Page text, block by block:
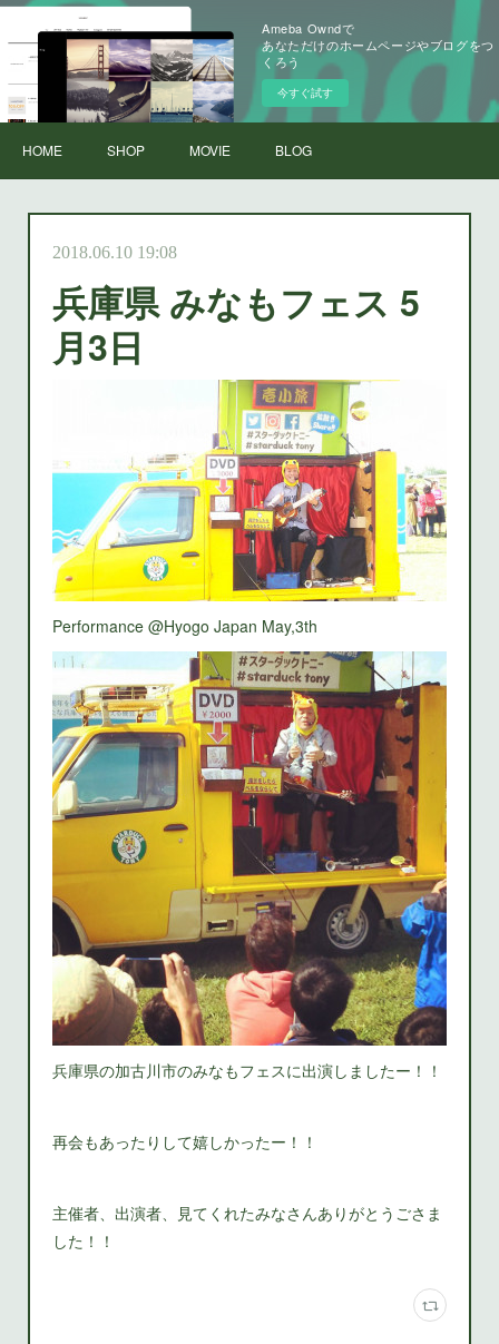
Ameba Owndで
あなただけのホームページやブログをつ
くろう
今すぐ試す
HOME SHOP MOVIE BLOG
2018.06.10 19:08
兵庫県 みなもフェス 5
月3日
Performance @Hyogo Japan May,3th
兵庫県の加古川市のみなもフェスに出演しましたー！！
再会もあったりして嬉しかったー！！
主催者、出演者、見てくれたみなさんありがとうごさま
した！！